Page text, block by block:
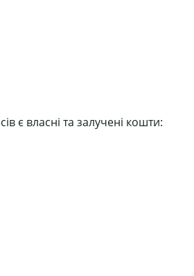
є власні та залучені кошти: